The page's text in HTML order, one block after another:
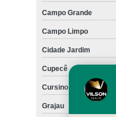
Campo Grande
Campo Limpo
Cidade Jardim
Cupecê
Cursino
Grajau